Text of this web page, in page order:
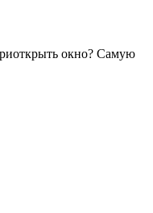
окно? Самую